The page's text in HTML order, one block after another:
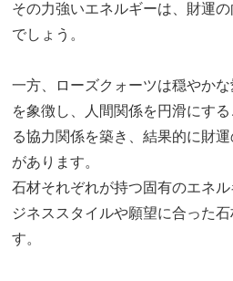
その力強いエネルギーは、財運
でしょう。
一方、ローズクォーツは穏やか
を象徴し、人間関係を円滑にす
る協力関係を築き、結果的に財
があります。
石材それぞれが持つ固有のエネ
ジネススタイルや願望に合った
す。